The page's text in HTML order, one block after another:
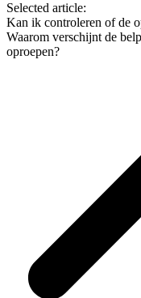
Selected article:
Kan ik controleren of de
Waarom verschijnt de
oproepen?